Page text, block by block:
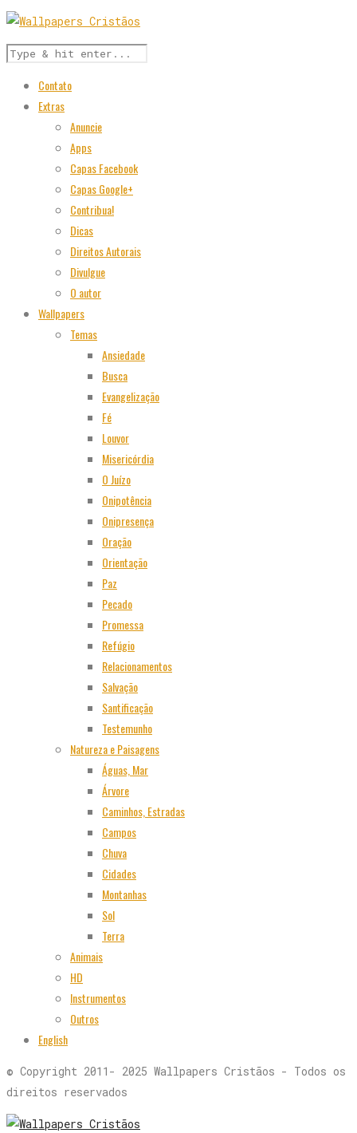
Contato
Extras
Anuncie
Apps
Capas Facebook
Capas Google+
Contribua!
Dicas
Direitos Autorais
Divulgue
O autor
Wallpapers
Temas
Ansiedade
Busca
Evangelização
Fé
Louvor
Misericórdia
O Juízo
Onipotência
Onipresença
Oração
Orientação
Paz
Pecado
Promessa
Refúgio
Relacionamentos
Salvação
Santificação
Testemunho
Natureza e Paisagens
Águas, Mar
Árvore
Caminhos, Estradas
Campos
Chuva
Cidades
Montanhas
Sol
Terra
Animais
HD
Instrumentos
Outros
English
© Copyright 2011- 2025 Wallpapers Cristãos - Todos os
direitos reservados